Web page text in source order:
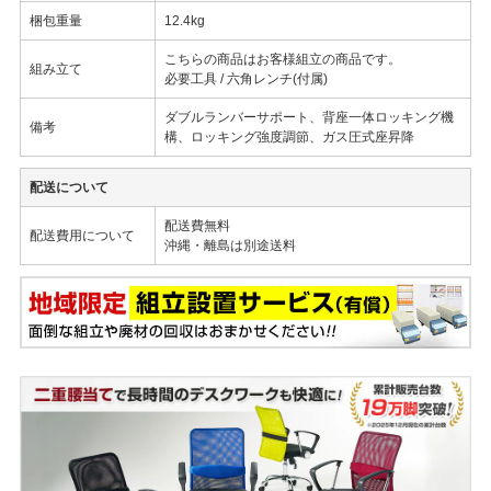
梱包重量 12.4kg
組み立て
こちらの商品はお客様組立の商品です。
必要工具 / 六角レンチ(付属)
備考
ダブルランバーサポート、背座一体ロッキング機
構、ロッキング強度調節、ガス圧式座昇降
配送について
配送費用について
配送費無料
沖縄・離島は別途送料